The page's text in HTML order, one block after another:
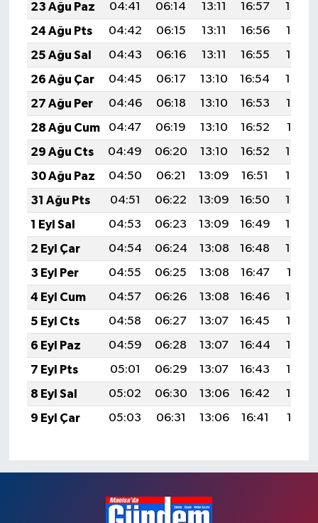
23 Ağu Paz
04:41 06:14 13:11 16:57
19:59
24 Ağu Pts
04:42 06:15 13:11 16:56
19:57
25 Ağu Sal
04:43 06:16 13:11 16:55
19:55
26 Ağu Çar
04:45 06:17 13:10 16:54
19:54
27 Ağu Per
04:46 06:18 13:10 16:53
19:52
28 Ağu Cum
04:47 06:19 13:10 16:52
19:51
29 Ağu Cts
04:49 06:20 13:10 16:52
19:49
30 Ağu Paz
04:50 06:21 13:09 16:51
19:48
31 Ağu Pts
04:51 06:22 13:09 16:50
19:46
1 Eyl Sal
04:53 06:23 13:09 16:49
19:44
2 Eyl Çar
04:54 06:24 13:08 16:48
19:43
3 Eyl Per
04:55 06:25 13:08 16:47
19:41
4 Eyl Cum
04:57 06:26 13:08 16:46
19:40
5 Eyl Cts
04:58 06:27 13:07 16:45
19:38
6 Eyl Paz
04:59 06:28 13:07 16:44
19:36
7 Eyl Pts
05:01 06:29 13:07 16:43
19:35
8 Eyl Sal
05:02 06:30 13:06 16:42
19:33
9 Eyl Çar
05:03 06:31 13:06 16:41 19:31